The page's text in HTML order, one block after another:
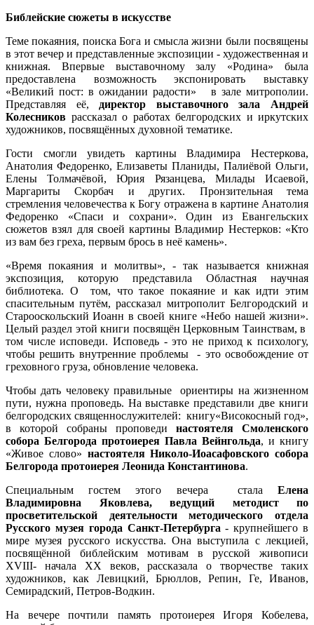
Библейские сюжеты в искусстве
Теме покаяния, поиска Бога и смысла жизни были посвящены
в этот вечер и представленные экспозиции - художественная и
книжная. Впервые выставочному залу «Родина» была
предоставлена возможность экспонировать выставку
«Великий пост: в ожидании радости» в зале митрополии.
Представляя её, директор выставочного зала Андрей
Колесников рассказал о работах белгородских и иркутских
художников, посвящённых духовной тематике.
Гости смогли увидеть картины Владимира Нестеркова,
Анатолия Федоренко, Елизаветы Планиды, Палиёвой Ольги,
Елены Толмачёвой, Юрия Рязанцева, Милады Исаевой,
Маргариты Скорбач и других. Пронзительная тема
стремления человечества к Богу отражена в картине Анатолия
Федоренко «Спаси и сохрани». Один из Евангельских
сюжетов взял для своей картины Владимир Нестерков: «Кто
из вам без греха, первым брось в неё камень».
«Время покаяния и молитвы», - так называется книжная
экспозиция, которую представила Областная научная
библиотека. О том, что такое покаяние и как идти этим
спасительным путём, рассказал митрополит Белгородский и
Старооскольский Иоанн в своей книге «Небо нашей жизни».
Целый раздел этой книги посвящён Церковным Таинствам, в
том числе исповеди. Исповедь - это не приход к психологу,
чтобы решить внутренние проблемы - это освобождение от
греховного груза, обновление человека.
Чтобы дать человеку правильные ориентиры на жизненном
пути, нужна проповедь. На выставке представили две книги
белгородских священнослужителей: книгу«Високосный год»,
в которой собраны проповеди настоятеля Смоленского
собора Белгорода протоиерея Павла Вейнгольда, и книгу
«Живое слово» настоятеля Николо-Иоасафовского собора
Белгорода протоиерея Леонида Константинова.
Специальным гостем этого вечера стала Елена
Владимировна Яковлева, ведущий методист по
просветительской деятельности методического отдела
Русского музея города Санкт-Петербурга - крупнейшего в
мире музея русского искусства. Она выступила с лекцией,
посвящённой библейским мотивам в русской живописи
XVIII- начала XX веков, рассказала о творчестве таких
художников, как Левицкий, Брюллов, Репин, Ге, Иванов,
Семирадский, Петров-Водкин.
На вечере почтили память протоиерея Игоря Кобелева,